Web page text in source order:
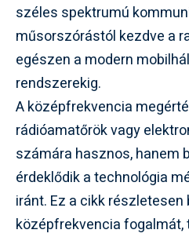
széles spektrumú
műsorszórástól kezdve a
egészen a modern
rendszerekig.
A középfrekvencia
rádióamatőrök vagy
számára hasznos, hanem
érdeklődik a technológia
iránt. Ez a cikk
középfrekvencia fogalmát,